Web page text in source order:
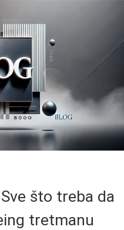
što treba da
tretmanu